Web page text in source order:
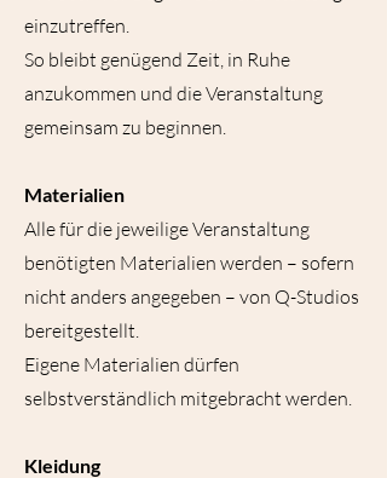
einzutreffen.
So bleibt genügend Zeit, in Ruhe
anzukommen und die Veranstaltung
gemeinsam zu beginnen.
Materialien
Alle für die jeweilige Veranstaltung
benötigten Materialien werden – sofern
nicht anders angegeben – von Q-Studios
bereitgestellt.
Eigene Materialien dürfen
selbstverständlich mitgebracht werden.
Kleidung